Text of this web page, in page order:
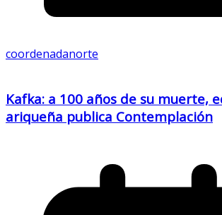
coordenadanorte
Kafka: a 100 años de su muerte,
ariqueña publica Contemplación